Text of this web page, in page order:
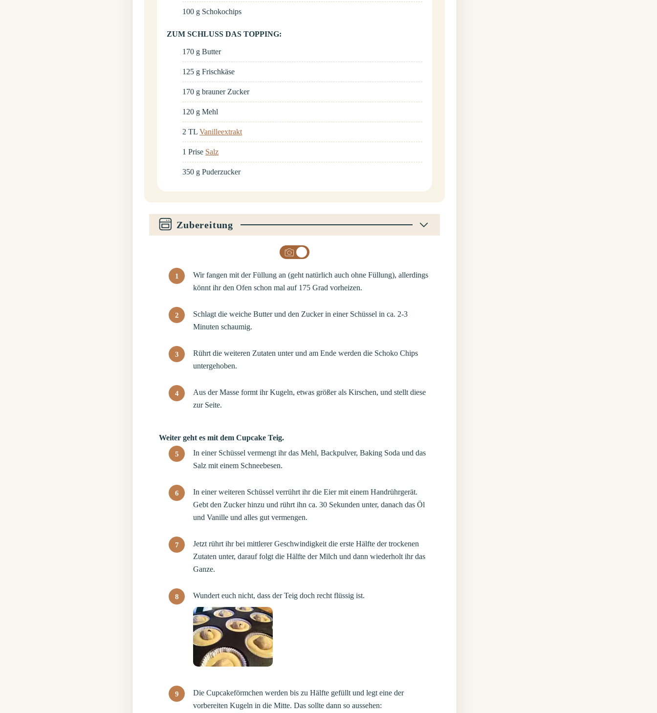
100 g Schokochips
ZUM SCHLUSS DAS TOPPING:
170 g Butter
125 g Frischkäse
170 g brauner Zucker
120 g Mehl
2 TL Vanilleextrakt
1 Prise Salz
350 g Puderzucker
Zubereitung
Wir fangen mit der Füllung an (geht natürlich auch ohne Füllung), allerdings
könnt ihr den Ofen schon mal auf 175 Grad vorheizen.
Schlagt die weiche Butter und den Zucker in einer Schüssel in ca. 2-3
Minuten schaumig.
Rührt die weiteren Zutaten unter und am Ende werden die Schoko Chips
untergehoben.
Aus der Masse formt ihr Kugeln, etwas größer als Kirschen, und stellt diese
zur Seite.
Weiter geht es mit dem Cupcake Teig.
In einer Schüssel vermengt ihr das Mehl, Backpulver, Baking Soda und das
Salz mit einem Schneebesen.
In einer weiteren Schüssel verrührt ihr die Eier mit einem Handrührgerät.
Gebt den Zucker hinzu und rührt ihn ca. 30 Sekunden unter, danach das Öl
und Vanille und alles gut vermengen.
Jetzt rührt ihr bei mittlerer Geschwindigkeit die erste Hälfte der trockenen
Zutaten unter, darauf folgt die Hälfte der Milch und dann wiederholt ihr das
Ganze.
Wundert euch nicht, dass der Teig doch recht flüssig ist.
Die Cupcakeförmchen werden bis zu Hälfte gefüllt und legt eine der
vorbereiten Kugeln in die Mitte. Das sollte dann so aussehen: